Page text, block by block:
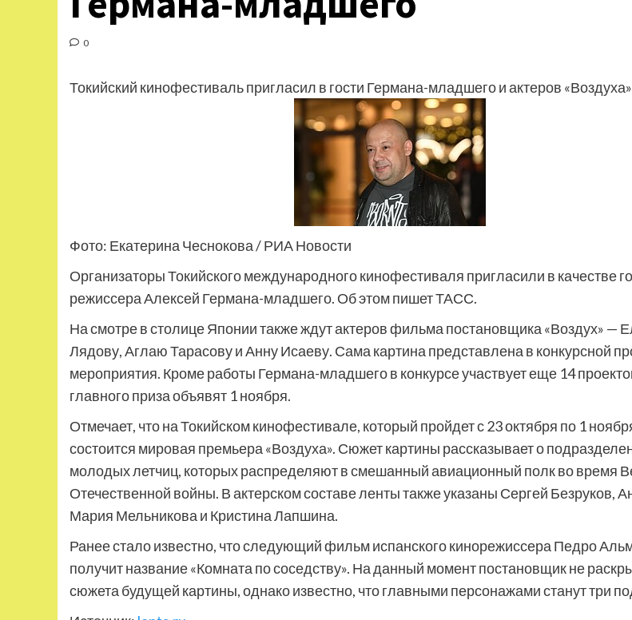
0
Токийский кинофестиваль пригласил в гости Германа-младшего и актеров «Воздуха»
Фото: Екатерина Чеснокова / РИА Новости
Организаторы Токийского международного кинофестиваля пригласили в качестве
режиссера Алексей Германа-младшего. Об этом пишет ТАСС.
На смотре в столице Японии также ждут актеров фильма постановщика «Воздух» —
Лядову, Аглаю Тарасову и Анну Исаеву. Сама картина представлена в конкурсной
мероприятия. Кроме работы Германа-младшего в конкурсе участвует еще 14
главного приза объявят 1 ноября.
Отмечает, что на Токийском кинофестивале, который пройдет с 23 октября по 1
состоится мировая премьера «Воздуха». Сюжет картины рассказывает о
молодых летчиц, которых распределяют в смешанный авиационный полк во время
Отечественной войны. В актерском составе ленты также указаны Сергей Безруков,
Мария Мельникова и Кристина Лапшина.
Ранее стало известно, что следующий фильм испанского кинорежиссера Педро
получит название «Комната по соседству». На данный момент постановщик не
сюжета будущей картины, однако известно, что главными персонажами станут три